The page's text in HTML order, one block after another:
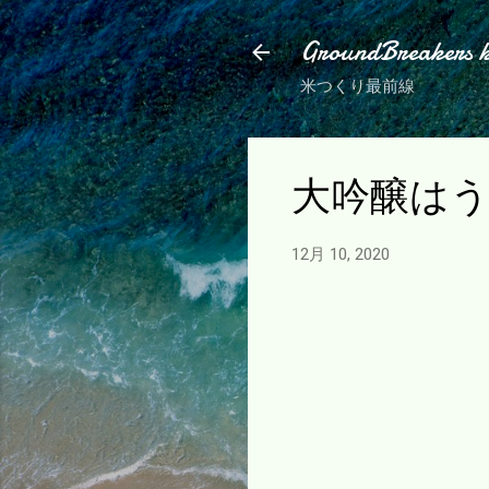
GroundBreakers
米つくり最前線
大吟醸は
12月 10, 2020